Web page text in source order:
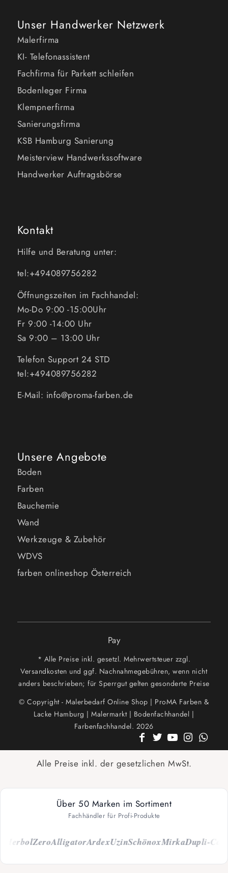
Unser Handwerker Netzwerk
Malerfirma
KI- Telefonassistent
Fachfirma für Parkett schleifen
Bodenleger Firma
Klempnerfirma
Sanierungsfirma
KSB Hamburg Sanierung
Meisterview Handwerkssoftware
Handwerker Auftragsbörse
Kontakt
Hilfe und Beratung unter:
tel:+494089756282
Öffnungszeiten im Fachhandel:
Mo-Do 9:00 -15:00Uhr
Fr 9:00 -14:00 Uhr
Sa 9:00 – 13:00 Uhr
Telefon Support 24 STD
tel:+494089756282
E-Mail: info@proma-farben.de
Unsere Angebote
Boden
Farben
Bauchemie
Wand
Werkzeuge & Zubehör
WDVS
farben onlineshop Österreich
Pay
* Alle Preise inkl. gesetzl. Mehrwertsteuer zzgl.
Versandkosten und ggf. Nachnahmegebühren, wenn nicht
anders beschrieben; für Sperrgut gelten gesonderte Preise
© Copyright - Malerbedarf Online Shop | ProMA Farben &
Lacke Hamburg | Malermarkt | Bodenfachhandel |
Farbenfachhandel. 2026
Alle Preise inkl. der gesetzlichen MwSt.
Über 50 Marken im Sortiment
Fachhändler für Profi-Produkte
ZeroAlligatorArdexUzinSchönoxMirkaDupli-Color